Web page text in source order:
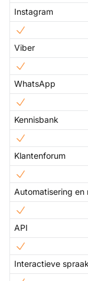
Instagram
Viber
WhatsApp
Kennisbank
Klantenforum
Automatisering en
API
Interactieve